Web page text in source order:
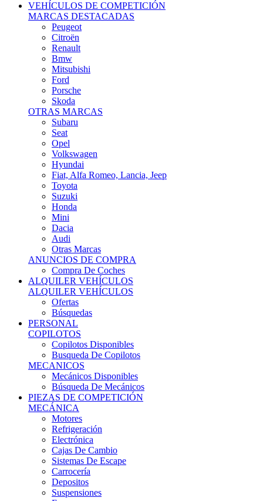
VEHÍCULOS DE COMPETICIÓN
MARCAS DESTACADAS
Peugeot
Citroën
Renault
Bmw
Mitsubishi
Ford
Porsche
Skoda
OTRAS MARCAS
Subaru
Seat
Opel
Volkswagen
Hyundai
Fiat, Alfa Romeo, Lancia, Jeep
Toyota
Suzuki
Honda
Mini
Dacia
Audi
Otras Marcas
ANUNCIOS DE COMPRA
Compra De Coches
ALQUILER VEHÍCULOS
ALQUILER VEHÍCULOS
Ofertas
Búsquedas
PERSONAL
COPILOTOS
Copilotos Disponibles
Busqueda De Copilotos
MECANICOS
Mecánicos Disponibles
Búsqueda De Mecánicos
PIEZAS DE COMPETICIÓN
MECÁNICA
Motores
Refrigeración
Electrónica
Cajas De Cambio
Sistemas De Escape
Carrocería
Depositos
Suspensiones